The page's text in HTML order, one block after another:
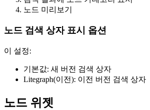
노드 미리보기
노드 검색 상자 표시 옵션
이 설정:
기본값: 새 버전 검색 상자
Litegraph(이전): 이전 버전 검색 상자
노드 위젯